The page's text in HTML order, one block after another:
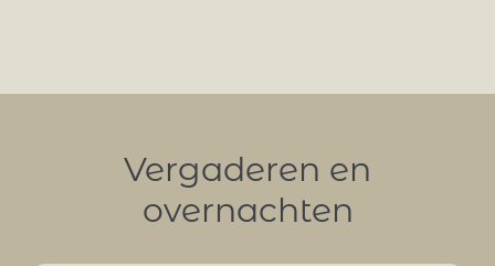
Vergaderen en
overnachten